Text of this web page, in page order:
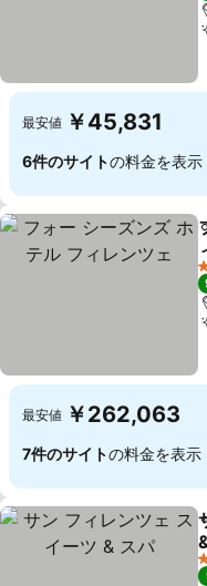
最安値 ￥45,831
6件のサイトの料金を表示
最安値 ￥262,063
7件のサイトの料金を表示